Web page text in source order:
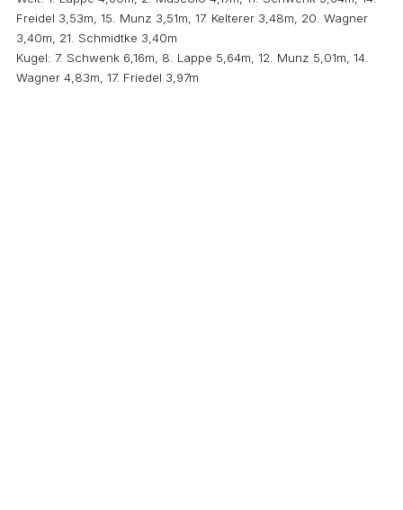
Freidel 3,53m, 15. Munz 3,51m, 17. Kelterer 3,48m, 20. Wagner
3,40m, 21. Schmidtke 3,40m
Kugel: 7. Schwenk 6,16m, 8. Lappe 5,64m, 12. Munz 5,01m, 14.
Wagner 4,83m, 17. Friedel 3,97m